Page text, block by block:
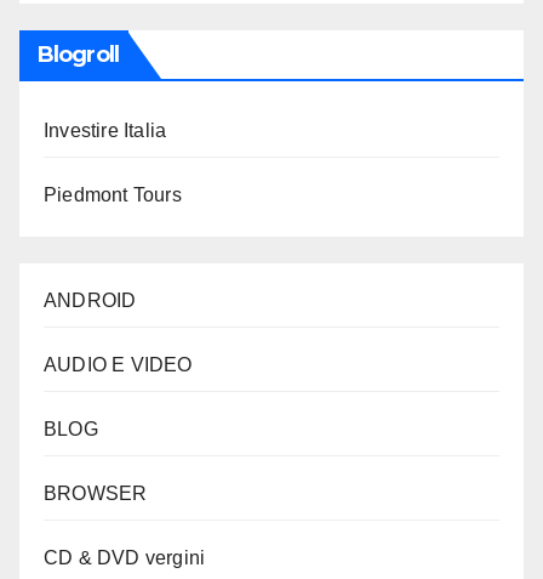
Blogroll
Investire Italia
Piedmont Tours
ANDROID
AUDIO E VIDEO
BLOG
BROWSER
CD & DVD vergini